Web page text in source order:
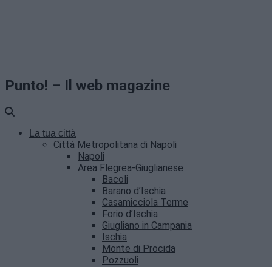
Punto! – Il web magazine
La tua città
Città Metropolitana di Napoli
Napoli
Area Flegrea-Giuglianese
Bacoli
Barano d’Ischia
Casamicciola Terme
Forio d’Ischia
Giugliano in Campania
Ischia
Monte di Procida
Pozzuoli